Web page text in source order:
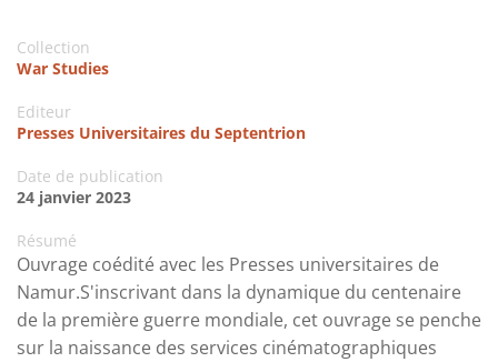
Collection
War Studies
Editeur
Presses Universitaires du Septentrion
Date de publication
24 janvier 2023
Résumé
Ouvrage coédité avec les Presses universitaires de
Namur.S'inscrivant dans la dynamique du centenaire
de la première guerre mondiale, cet ouvrage se penche
sur la naissance des services cinématographiques